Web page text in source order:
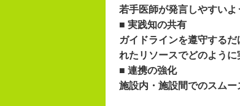
若手医師が発言しやすいよ
■ 実践知の共有
ガイドラインを遵守する
れたリソースでどのように
■ 連携の強化
施設内・施設間でのスムー